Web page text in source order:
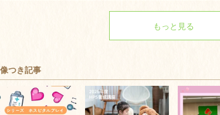
もっと見る
つき記事